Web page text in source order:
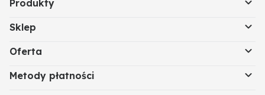
Produkty
Sklep
Oferta
Metody płatności